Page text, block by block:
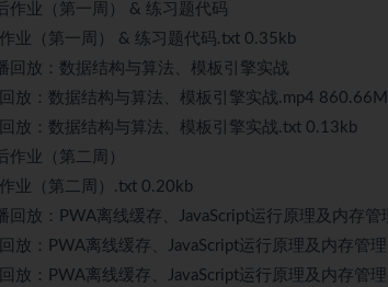
作业（第一周） & 练习题代码
业（第一周） & 练习题代码.txt 0.35kb
回放：数据结构与算法、模板引擎实战
放：数据结构与算法、模板引擎实战.mp4 860.66M
放：数据结构与算法、模板引擎实战.txt 0.13kb
业（第二周）
业（第二周）.txt 0.20kb
放：PWA离线缓存、JavaScript运行原理及内存管
放：PWA离线缓存、JavaScript运行原理及内存管
放：PWA离线缓存、JavaScript运行原理及内存管